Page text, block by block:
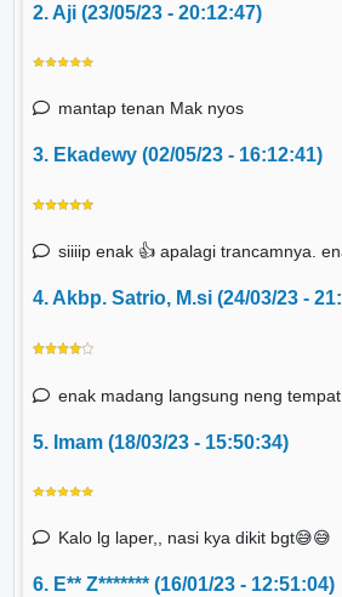
2. Aji (23/05/23 - 20:12:47)
mantap tenan Mak nyos
3. Ekadewy (02/05/23 - 16:12:41)
siiiip enak 👍 apalagi trancamnya.
4. Akbp. Satrio, M.si (24/03/23 -
enak madang langsung neng tempat.
5. Imam (18/03/23 - 15:50:34)
Kalo lg laper,, nasi kya dikit bgt😅😅
6. E** Z******* (16/01/23 - 12:51:04)